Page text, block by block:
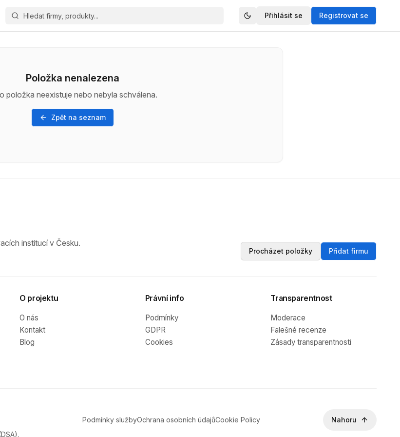
Přihlásit se Registrovat se
Položka nenalezena
položka neexistuje nebo nebyla schválena.
Zpět na seznam
institucí v Česku.
Procházet položky Přidat firmu
O projektu
O nás
Kontakt
Blog
Právní info
Podmínky
GDPR
Cookies
Transparentnost
Moderace
Falešné recenze
Zásady transparentnosti
Podmínky službyOchrana osobních údajůCookie Policy Nahoru